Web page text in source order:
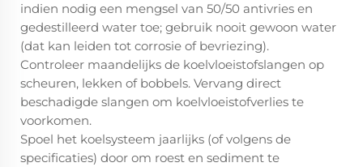
indien nodig een mengsel van 50/50 antivries en
gedestilleerd water toe; gebruik nooit gewoon water
(dat kan leiden tot corrosie of bevriezing).
Controleer maandelijks de koelvloeistofslangen op
scheuren, lekken of bobbels. Vervang direct
beschadigde slangen om koelvloeistofverlies te
voorkomen.
Spoel het koelsysteem jaarlijks (of volgens de
specificaties) door om roest en sediment te